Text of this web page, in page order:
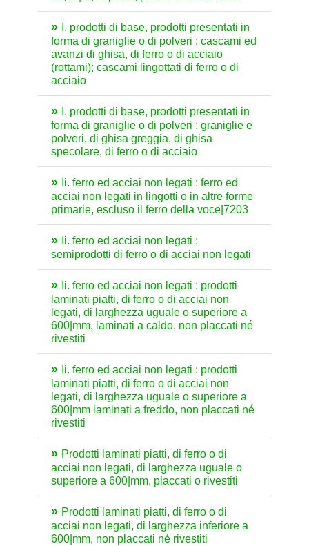
I. prodotti di base, prodotti presentati in
forma di graniglie o di polveri : cascami ed
avanzi di ghisa, di ferro o di acciaio
(rottami); cascami lingottati di ferro o di
acciaio
I. prodotti di base, prodotti presentati in
forma di graniglie o di polveri : graniglie e
polveri, di ghisa greggia, di ghisa
specolare, di ferro o di acciaio
Ii. ferro ed acciai non legati : ferro ed
acciai non legati in lingotti o in altre forme
primarie, escluso il ferro della voce|7203
Ii. ferro ed acciai non legati :
semiprodotti di ferro o di acciai non legati
Ii. ferro ed acciai non legati : prodotti
laminati piatti, di ferro o di acciai non
legati, di larghezza uguale o superiore a
600|mm, laminati a caldo, non placcati né
rivestiti
Ii. ferro ed acciai non legati : prodotti
laminati piatti, di ferro o di acciai non
legati, di larghezza uguale o superiore a
600|mm laminati a freddo, non placcati né
rivestiti
Prodotti laminati piatti, di ferro o di
acciai non legati, di larghezza uguale o
superiore a 600|mm, placcati o rivestiti
Prodotti laminati piatti, di ferro o di
acciai non legati, di larghezza inferiore a
600|mm, non placcati né rivestiti